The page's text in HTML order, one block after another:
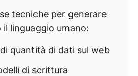
tecniche per generare
linguaggio umano:
quantità di dati sul web
di scrittura